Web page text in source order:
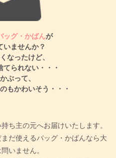
ッグ・かばんが
いませんか？
なったけど、
られない・・・
ぶって、
もかわいそう・・・
ち主の元へお届けいたします。
だ使えるバッグ・かばんなら大
いません。